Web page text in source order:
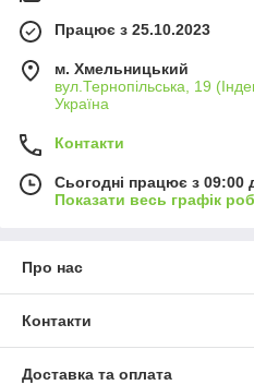
Працює з 25.10.2023
м. Хмельницький
вул.Тернопільська, 19
Україна
Контакти
Сьогодні працює з 09:00
Показати весь графік
Про нас
Контакти
Доставка та оплата